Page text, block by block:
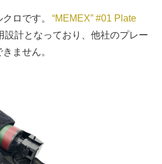
ロです。
“MEMEX” #01 Plate
設計となっており、他社のプレー
ません。